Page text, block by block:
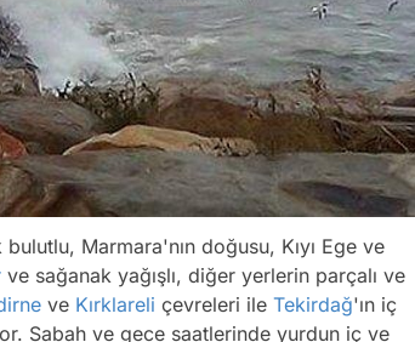
Marmara'nın doğusu, Kıyı Ege ve
ve sağanak yağışlı, diğer yerlerin parçalı ve
ve Kırklareli çevreleri ile Tekirdağ'ın iç
Sabah ve gece saatlerinde yurdun iç ve